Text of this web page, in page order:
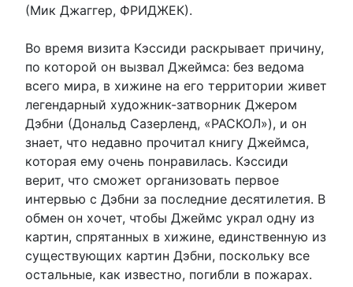
(Мик Джаггер, ФРИДЖЕК).
Во время визита Кэссиди раскрывает причину,
по которой он вызвал Джеймса: без ведома
всего мира, в хижине на его территории живет
легендарный художник-затворник Джером
Дэбни (Дональд Сазерленд, «РАСКОЛ»), и он
знает, что недавно прочитал книгу Джеймса,
которая ему очень понравилась. Кэссиди
верит, что сможет организовать первое
интервью с Дэбни за последние десятилетия. В
обмен он хочет, чтобы Джеймс украл одну из
картин, спрятанных в хижине, единственную из
существующих картин Дэбни, поскольку все
остальные, как известно, погибли в пожарах.